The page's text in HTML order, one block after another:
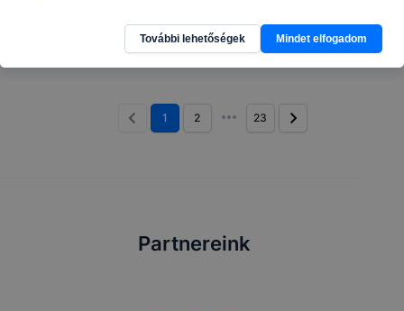
1 2 23
Partnereink
További lehetőségek Mindet elfogadom